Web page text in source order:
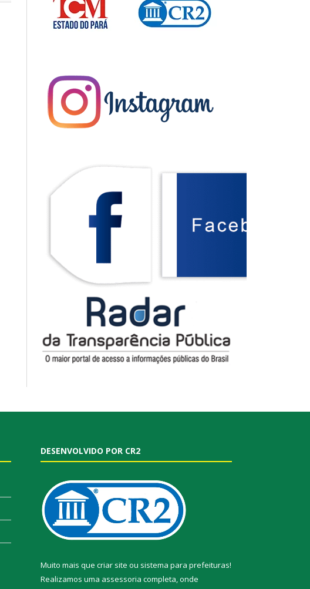
DESENVOLVIDO POR CR2
Muito mais que criar site ou sistema para prefeituras!
Realizamos uma assessoria completa, onde